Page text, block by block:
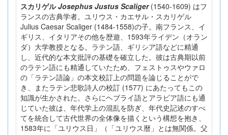
スカリゲル Josephus Justus Scaliger(1540-1609) はフ
ランスの古典学者。ユリウス・カエサル・スカリゲル
Julius Caesar Scaliger (1484-1558)の子。南フランス、イ
ギリス、イタリアその他を歴遊、1593年ライデン（オラン
ダ）大学教授となる。ラテン語、ギリシア語などに精通
し、近代的な本文批評の基礎を確立した。彼は古典期以前
のラテン語にも精通していたため、フェストゥスやウァロ
の「ラテン語論」の本文校訂上の問題を論じることがで
き、またラテン悲歌詩人の校訂 (1577) にあたってもこの
知識が生かされた。さらにヘブライ語とアラビア語にも通
じていた彼は、年代学上の混乱を防ぎ、年代史記述のすべ
てを統合して古代世界の全体像を描くという構想を抱き、
1583年に「ユリウス日」（「ユリウス暦」とは無関係。父